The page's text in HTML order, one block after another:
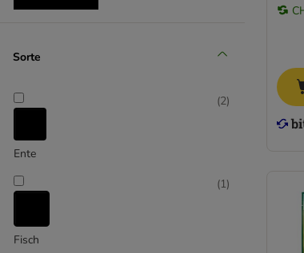
Lucky Jim
Lupo
MAC's
PrimaDog
Purina
Sorte
Ente
(2)
Fisch
(1)